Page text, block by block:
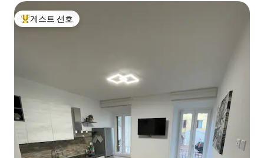
상위 게스트 선호
게스트 선호